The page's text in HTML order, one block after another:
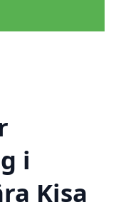
i
Kisa